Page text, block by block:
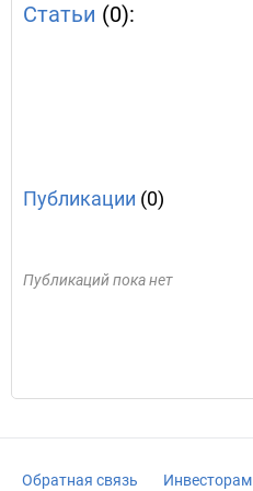
Статьи (0):
Публикации (0)
Публикаций пока нет
Обратная связь Инвесторам